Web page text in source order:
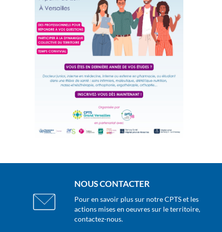
NOUS CONTACTER
Pour en savoir plus sur notre CPTS et les
actions mises en oeuvres sur le territoire,
contactez-nous.